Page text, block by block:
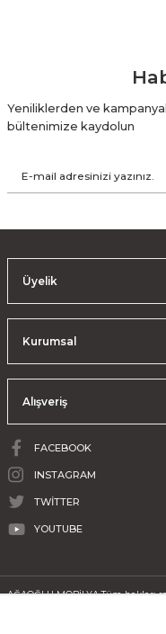
Yeniliklerden ve
bültenimize kaydolun
Üyelik
Kurumsal
Alışveriş
FACEBOOK
INSTAGRAM
TWİTTER
YOUTUBE
AĞAOĞLU MOBİLYA Tüm hakları